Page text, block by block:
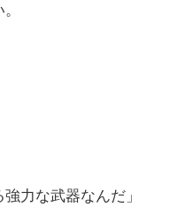
力な武器なんだ」